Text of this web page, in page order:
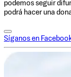
podemos seguir
podrá hacer una
Síganos en